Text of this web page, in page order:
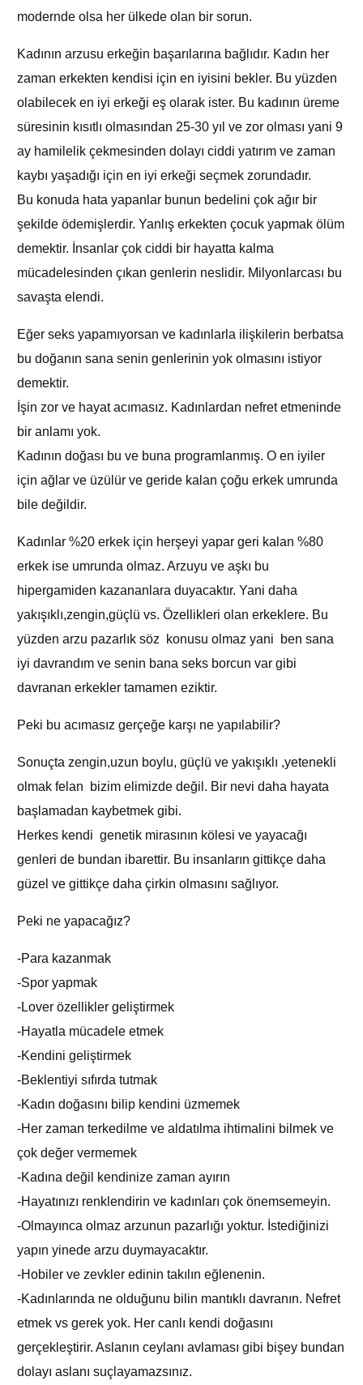
modernde olsa her ülkede olan bir sorun.
Kadının arzusu erkeğin başarılarına bağlıdır. Kadın her
zaman erkekten kendisi için en iyisini bekler. Bu yüzden
olabilecek en iyi erkeği eş olarak ister. Bu kadının üreme
süresinin kısıtlı olmasından 25-30 yıl ve zor olması yani 9
ay hamilelik çekmesinden dolayı ciddi yatırım ve zaman
kaybı yaşadığı için en iyi erkeği seçmek zorundadır.
Bu konuda hata yapanlar bunun bedelini çok ağır bir
şekilde ödemişlerdir. Yanlış erkekten çocuk yapmak ölüm
demektir. İnsanlar çok ciddi bir hayatta kalma
mücadelesinden çıkan genlerin neslidir. Milyonlarcası bu
savaşta elendi.
Eğer seks yapamıyorsan ve kadınlarla ilişkilerin berbatsa
bu doğanın sana senin genlerinin yok olmasını istiyor
demektir.
İşin zor ve hayat acımasız. Kadınlardan nefret etmeninde
bir anlamı yok.
Kadının doğası bu ve buna programlanmış. O en iyiler
için ağlar ve üzülür ve geride kalan çoğu erkek umrunda
bile değildir.
Kadınlar %20 erkek için herşeyi yapar geri kalan %80
erkek ise umrunda olmaz. Arzuyu ve aşkı bu
hipergamiden kazananlara duyacaktır. Yani daha
yakışıklı,zengin,güçlü vs. Özellikleri olan erkeklere. Bu
yüzden arzu pazarlık söz konusu olmaz yani ben sana
iyi davrandım ve senin bana seks borcun var gibi
davranan erkekler tamamen eziktir.
Peki bu acımasız gerçeğe karşı ne yapılabilir?
Sonuçta zengin,uzun boylu, güçlü ve yakışıklı ,yetenekli
olmak felan bizim elimizde değil. Bir nevi daha hayata
başlamadan kaybetmek gibi.
Herkes kendi genetik mirasının kölesi ve yayacağı
genleri de bundan ibarettir. Bu insanların gittikçe daha
güzel ve gittikçe daha çirkin olmasını sağlıyor.
Peki ne yapacağız?
-Para kazanmak
-Spor yapmak
-Lover özellikler geliştirmek
-Hayatla mücadele etmek
-Kendini geliştirmek
-Beklentiyi sıfırda tutmak
-Kadın doğasını bilip kendini üzmemek
-Her zaman terkedilme ve aldatılma ihtimalini bilmek ve
çok değer vermemek
-Kadına değil kendinize zaman ayırın
-Hayatınızı renklendirin ve kadınları çok önemsemeyin.
-Olmayınca olmaz arzunun pazarlığı yoktur. İstediğinizi
yapın yinede arzu duymayacaktır.
-Hobiler ve zevkler edinin takılın eğlenenin.
-Kadınlarında ne olduğunu bilin mantıklı davranın. Nefret
etmek vs gerek yok. Her canlı kendi doğasını
gerçekleştirir. Aslanın ceylanı avlaması gibi bişey bundan
dolayı aslanı suçlayamazsınız.